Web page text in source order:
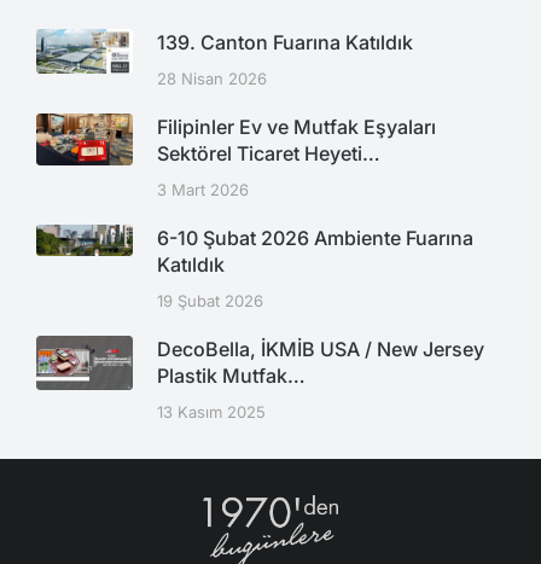
139. Canton Fuarına Katıldık
28 Nisan 2026
Filipinler Ev ve Mutfak Eşyaları
Sektörel Ticaret Heyeti…
3 Mart 2026
6-10 Şubat 2026 Ambiente Fuarına
Katıldık
19 Şubat 2026
DecoBella, İKMİB USA / New Jersey
Plastik Mutfak…
13 Kasım 2025